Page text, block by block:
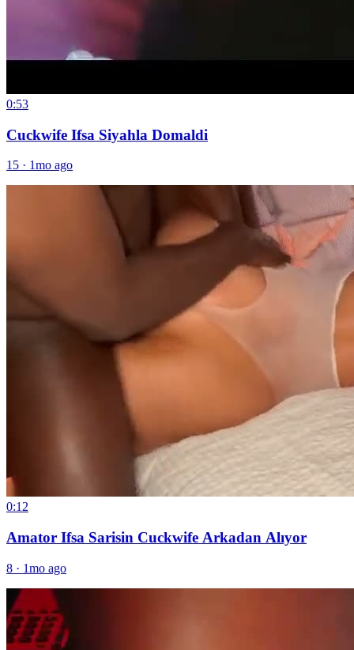
0:53
Cuckwife Ifsa Siyahla Domaldi
15 · 1mo ago
0:12
Amator Ifsa Sarisin Cuckwife Arkadan Alıyor
8 · 1mo ago